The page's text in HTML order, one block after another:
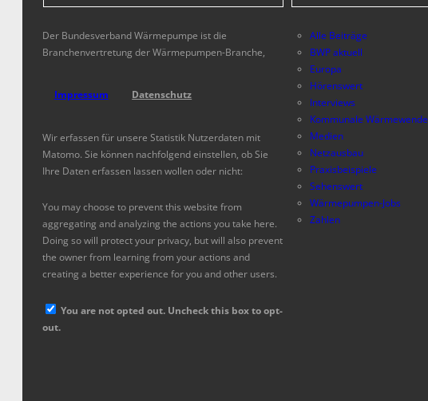
Der Bundesverband Wärmepumpe ist die
Branchenvertretung der Wärmepumpen-Branche,
Impressum Datenschutz
Wir erfassen für unsere Statistik Nutzerdaten mit
Matomo. Sie können nachfolgend einstellen, ob Sie
Ihre Daten erfassen lassen wollen oder nicht:
You may choose to prevent this website from
aggregating and analyzing the actions you take here.
Doing so will protect your privacy, but will also prevent
the owner from learning from your actions and
creating a better experience for you and other users.
You are not opted out. Uncheck this box to opt-
out.
Alle Beiträge
BWP aktuell
Europa
Hörenswert
Interviews
Kommunale Wärmewende
Medien
Netzausbau
Praxisbeispiele
Sehenswert
Wärmepumpen-Jobs
Zahlen